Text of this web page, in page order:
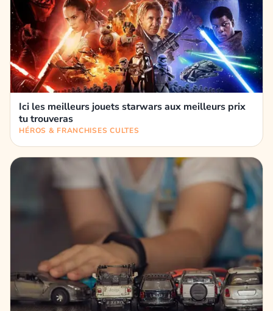
Ici les meilleurs jouets starwars aux meilleurs prix
tu trouveras
HÉROS & FRANCHISES CULTES